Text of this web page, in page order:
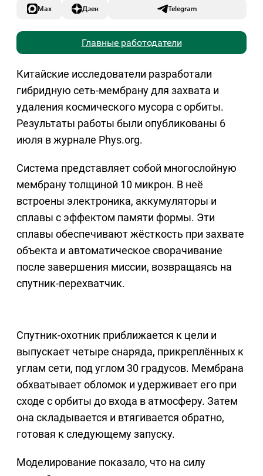
Max Дзен Telegram
Главные работодатели
Китайские исследователи разработали
гибридную сеть-мембрану для захвата и
удаления космического мусора с орбиты.
Результаты работы были опубликованы 6
июля в журнале Phys.org.
Система представляет собой многослойную
мембрану толщиной 10 микрон. В неё
встроены электроника, аккумуляторы и
сплавы с эффектом памяти формы. Эти
сплавы обеспечивают жёсткость при захвате
объекта и автоматическое сворачивание
после завершения миссии, возвращаясь на
спутник-перехватчик.
Спутник-охотник приближается к цели и
выпускает четыре снаряда, прикреплённых к
углам сети, под углом 30 градусов. Мембрана
обхватывает обломок и удерживает его при
сходе с орбиты до входа в атмосферу. Затем
она складывается и втягивается обратно,
готовая к следующему запуску.
Моделирование показало, что на силу